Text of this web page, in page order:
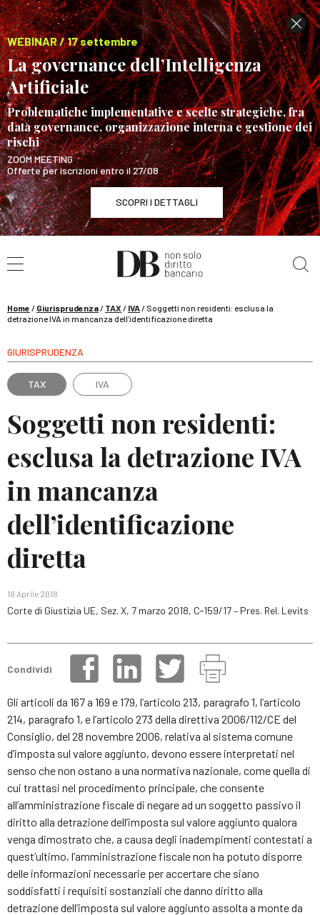
WEBINAR / 17 settembre
La governance dell’Intelligenza
Artificiale
Problematiche implementative e scelte strategiche, fra
data governance, organizzazione interna e gestione dei
rischi
ZOOM MEETING
Offerte per iscrizioni entro il 27/08
SCOPRI I DETTAGLI
WEBINAR / 17 settembre
La governance dell’Intelligenza Artificiale
Home / Giurisprudenza/ TAX / IVA/ Soggetti non residenti: esclusa la
detrazione IVA in mancanza dell’identificazione diretta
GIURISPRUDENZA
TAX IVA
Soggetti non residenti:
esclusa la detrazione IVA
in mancanza
dell’identificazione
diretta
18 Aprile 2018
Corte di Giustizia UE, Sez. X, 7 marzo 2018, C‑159/17 – Pres. Rel. Levits
Condividi
Gli articoli da 167 a 169 e 179, l’articolo 213, paragrafo 1, l’articolo
214, paragrafo 1, e l’articolo 273 della direttiva 2006/112/CE del
Consiglio, del 28 novembre 2006, relativa al sistema comune
d’imposta sul valore aggiunto, devono essere interpretati nel
senso che non ostano a una normativa nazionale, come quella di
cui trattasi nel procedimento principale, che consente
all’amministrazione fiscale di negare ad un soggetto passivo il
diritto alla detrazione dell’imposta sul valore aggiunto qualora
venga dimostrato che, a causa degli inadempimenti contestati a
quest’ultimo, l’amministrazione fiscale non ha potuto disporre
delle informazioni necessarie per accertare che siano
soddisfatti i requisiti sostanziali che danno diritto alla
detrazione dell’imposta sul valore aggiunto assolta a monte da